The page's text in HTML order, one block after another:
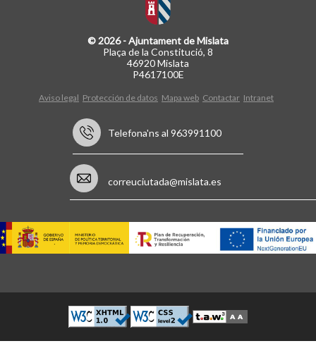
© 2026 - Ajuntament de Mislata
Plaça de la Constitució, 8
46920 Mislata
P4617100E
Aviso legal Protección de datos Mapa web Contactar Intranet
Telefona'ns al 963991100
correuciutada@mislata.es